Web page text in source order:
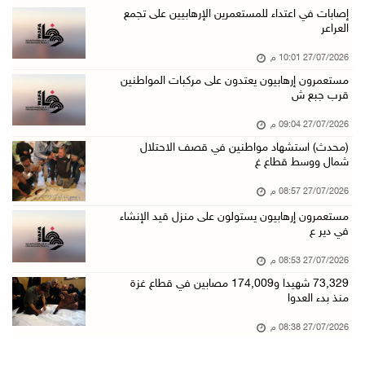
إصابات في اعتداء للمستعمرين الإرهابيين على تجمع
العراعر
27/07/2026 10:01 م
مستعمرون إرهابيون يعتدون على مركبات المواطنين
قرب جبع ش
27/07/2026 09:04 م
(محدث) استشهاد مواطنين في قصف الاحتلال
شمال ووسط قطاع غ
27/07/2026 08:57 م
مستعمرون إرهابيون يستولون على منزل قيد الإنشاء
في دير ع
27/07/2026 08:53 م
73,329 شهيدا و174,009 مصابين في قطاع غزة
منذ بدء العدوا
27/07/2026 08:38 م